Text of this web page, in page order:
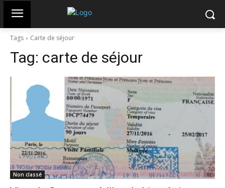
Tags Carte de séjour
Tag: carte de séjour
Non classé